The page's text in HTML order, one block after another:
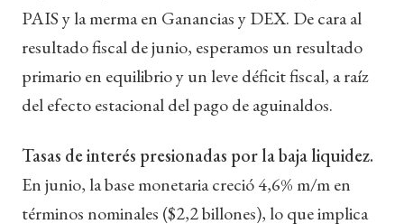
PAIS y la merma en Ganancias y DEX. De cara al
resultado fiscal de junio, esperamos un resultado
primario en equilibrio y un leve déficit fiscal, a raíz
del efecto estacional del pago de aguinaldos.
Tasas de interés presionadas por la baja liquidez.
En junio, la base monetaria creció 4,6% m/m en
términos nominales ($2,2 billones), lo que implica